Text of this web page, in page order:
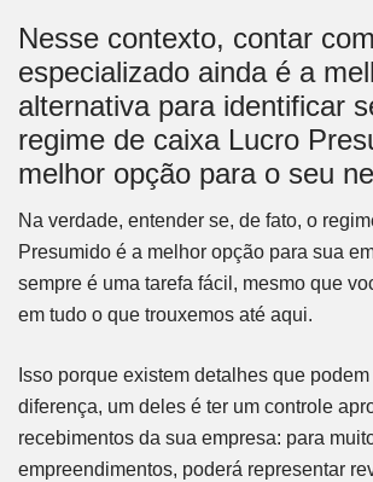
Nesse contexto, contar
especializado ainda é a
alternativa para identificar
regime de caixa Lucro
melhor opção para o seu
Na verdade, entender se, de fato, o
Presumido é a melhor opção para sua
sempre é uma tarefa fácil, mesmo que
em tudo o que trouxemos até aqui.
Isso porque existem detalhes que
diferença, um deles é ter um controle
recebimentos da sua empresa: para
empreendimentos, poderá representar